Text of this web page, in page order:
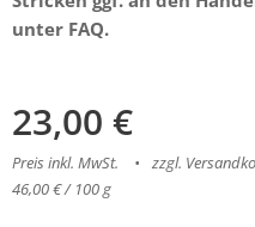
unter FAQ.
23,00 €
Preis inkl. MwSt.
zzgl.
46,00 € / 100 g